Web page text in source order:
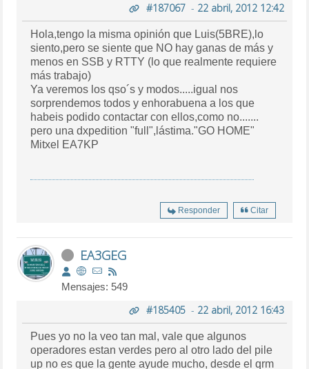
#187067- 22 abril, 2012 12:42
Hola,tengo la misma opinión que Luis(5BRE),lo
siento,pero se siente que NO hay ganas de más y
menos en SSB y RTTY (lo que realmente requiere
más trabajo)
Ya veremos los qso´s y modos.....igual nos
sorprendemos todos y enhorabuena a los que
habeis podido contactar con ellos,como no.......
pero una dxpedition "full",lástima."GO HOME"
Mitxel EA7KP
Responder Citar
EA3GEG
Mensajes: 549
#185405- 22 abril, 2012 16:43
Pues yo no la veo tan mal, vale que algunos
operadores estan verdes pero al otro lado del pile
up no es que la gente ayude mucho, desde el qrm